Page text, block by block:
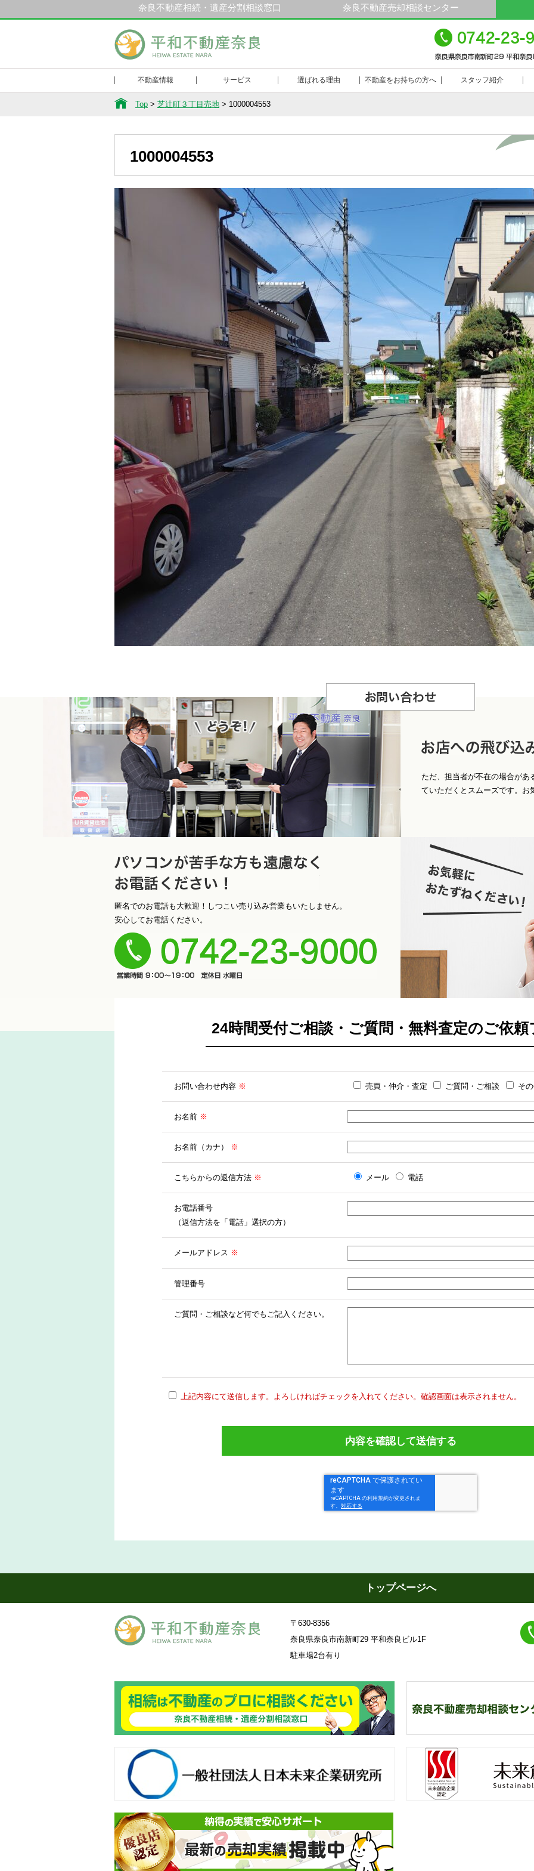
奈良不動産相続・遺産分割相談窓口 奈良不動産売却相談センター
和不動産奈良 23-9000
不動産情報 サービス 選ばれる理由 不動産をお持ちの方へ スタッフ紹介
Top > 芝辻町３丁目売地 > 1000004553
1000004553
問合せ
ただ、担当者が不在の場合が
ていただくとスムーズです。お
ソコンが苦手な方も遠慮なくお電話くだ
さい！
匿名でのお電話も大歓迎！しつこい売り込み営業もいたしません。
安心してお電話ください。
0742-
24時間受付ご相談・ご質問・無料査定のご依頼
お問い合わせ内容 ※ 売買・仲介・査定 ご質問・ご相談 そ
お名前 ※
お名前（カナ） ※
こちらからの返信方法 ※ メール 電話
お電話番号
（返信方法を「電話」選択の方）
メールアドレス ※
管理番号
ご質問・ご相談など何でもご記入ください。
上記内容にて送信します。 よろしければチェックを入れてください。 確認画面は表示されません。
トップページへ
〒630-8356
奈良県奈良市南新町29 平和奈良ビル1F
駐車場2台有り
良ありえへんふどうさん
良不動産相続・遺産分割相談
般社団法人日本未来企業研究所